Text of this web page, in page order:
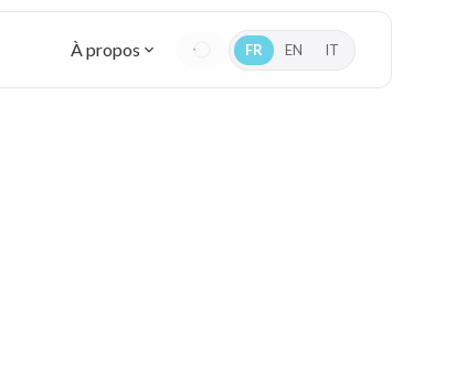
À propos FR EN IT